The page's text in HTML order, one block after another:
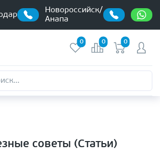
Новороссийск/
Анапа
0 0 0
советы (Статьи)